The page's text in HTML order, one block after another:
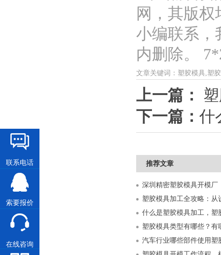
网，其版
小编联系，
内删除。
文章关键词：塑胶模具,塑
上一篇：
下一篇： 什
推荐文章
什么是塑胶模具加工，塑
塑胶模具类型有哪些？有
汽车行业哪些部件使用塑
联系电话
索要报价
在线咨询